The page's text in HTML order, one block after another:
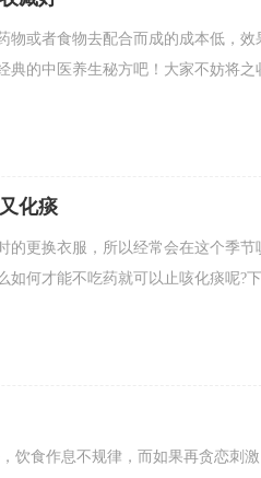
物或者食物去配合而成的成本低，效
典的中医养生秘方吧！大家不妨将之
化痰
的更换衣服，所以经常会在这个季节
如何才能不吃药就可以止咳化痰呢?
饮食作息不规律，而如果再贪恋刺激